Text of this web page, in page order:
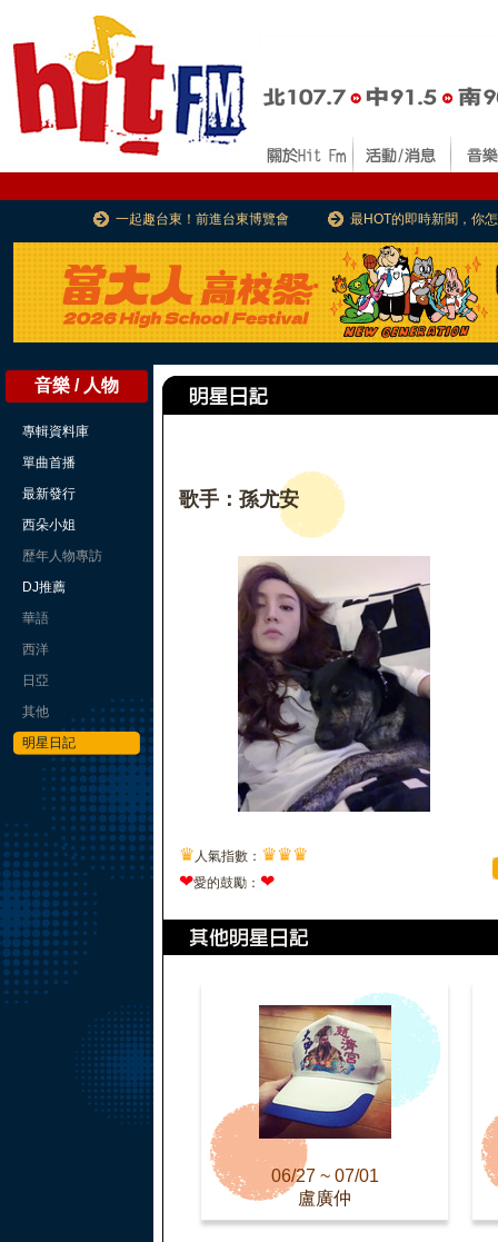
一起趣台東！前進台東博覽會 最HOT的即時新聞，你
音樂 / 人物
專輯資料庫
單曲首播
最新發行
西朵小姐
歷年人物專訪
DJ推薦
華語
西洋
日亞
其他
明星日記
歌手：孫尤安
♛ 人氣指數： ♛♛♛
❤愛的鼓勵： ❤
06/27 ~ 07/01
盧廣仲